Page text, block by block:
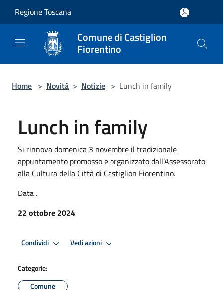
Regione Toscana
Comune di Castiglion
Fiorentino
Home > Novità > Notizie > Lunch in family
Lunch in family
Si rinnova domenica 3 novembre il tradizionale
appuntamento promosso e organizzato dall’Assessorato
alla Cultura della Città di Castiglion Fiorentino.
Data :
22 ottobre 2024
Condividi Vedi azioni
Categorie:
Comune